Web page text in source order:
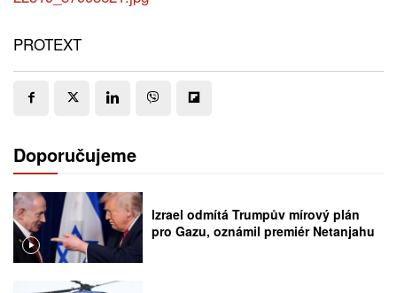
PROTEXT
Doporučujeme
Izrael odmítá Trumpův mírový plán
pro Gazu, oznámil premiér Netanjahu